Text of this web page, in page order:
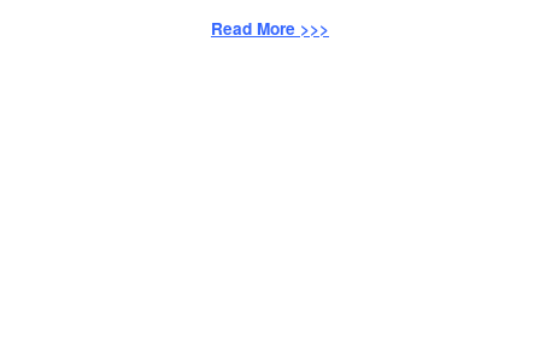
Read More >>>